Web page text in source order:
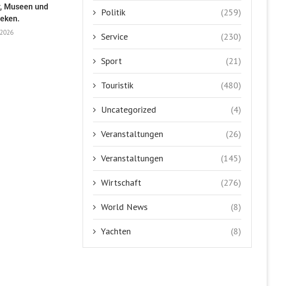
Museen und
Politik (259)
Service (230)
Sport (21)
Touristik (480)
Uncategorized (4)
Veranstaltungen (26)
Veranstaltungen (145)
Wirtschaft (276)
World News (8)
Yachten (8)